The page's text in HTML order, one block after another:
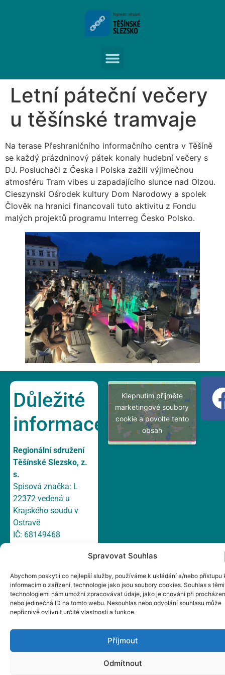
Spravovat Souhlas
Abychom poskytli co nejlepší služby, používáme k ukládání a/nebo přístupu
informacím o zařízení, technologie jako jsou soubory cookies. Souhlas s
technologiemi nám umožní zpracovávat údaje, jako je chování při
nebo jedinečná ID na tomto webu. Nesouhlas nebo odvolání souhlasu může
nepříznivě ovlivnit určité vlastnosti a funkce.
Příjmout
Odmítnout
Letní páteční večery
u těšínské tramvaje
Na terase Přeshraničního informačního centra v Těšíně
se každý prázdninový pátek konaly hudební večery s
DJ. Posluchači z Česka i Polska zažili výjimečnou
atmosféru Tram vibes u zapadajícího slunce nad Olzou.
Cieszynski Ośrodek kultury Dom Narodowy a spolek
Člověk na hranici financovali tuto aktivitu z Fondu
malých projektů programu Interreg Česko Polsko.
Důležité
informace
Regionální sdružení
Těšínské Slezsko, z.
s.
Spisová značka: L
22372 vedená u
Krajského soudu v
Ostravě
IČ: 68149468
751 699/ 0300 ČSOB,
a.s.
E-mail:irsts@irsts.cz
Datová schránka:
cn665wp
Adresa: Hlavní 147/1a,
Klepnutím přijměte
marketingové soubory
cookie a povolte tento
obsah